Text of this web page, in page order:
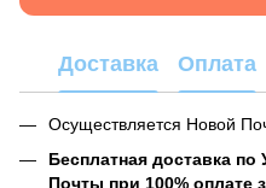
Доставка Оплата
Осуществляется Новой
Бесплатная доставка
Почты при 100% оплате